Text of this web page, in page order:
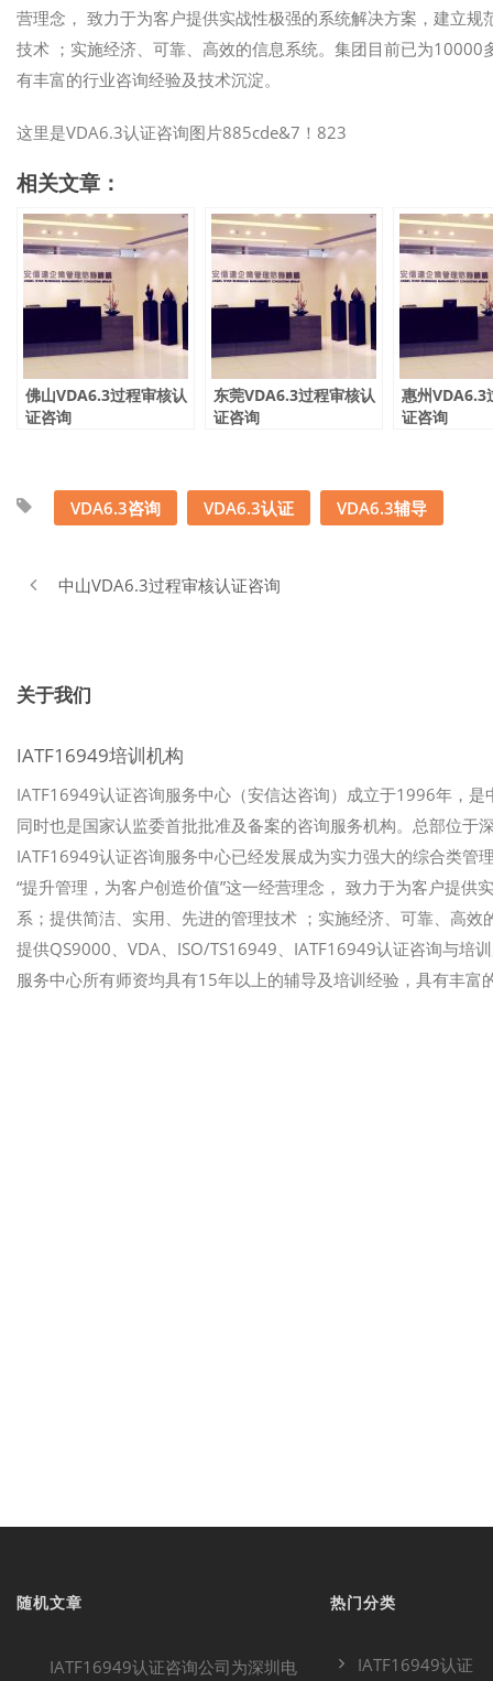
营理念， 致力于为客户提供实战性极强的系统解决方案，建立
技术 ；实施经济、可靠、高效的信息系统。集团目前已为
有丰富的行业咨询经验及技术沉淀。
这里是VDA6.3认证咨询图片885cde&7！823
相关文章：
佛山VDA6.3过程审核认
证咨询
东莞VDA6.3过程审核认
证咨询
惠州VDA6.3
证咨询
VDA6.3咨询 VDA6.3认证 VDA6.3辅导
中山VDA6.3过程审核认证咨询
关于我们
IATF16949培训机构
IATF16949认证咨询服务中心（安信达咨询）成立于1996年，
同时也是国家认监委首批批准及备案的咨询服务机构。总部位于
IATF16949认证咨询服务中心已经发展成为实力强大的综合类
“提升管理，为客户创造价值”这一经营理念， 致力于为客户提
系；提供简洁、实用、先进的管理技术 ；实施经济、可靠、高
提供QS9000、VDA、ISO/TS16949、IATF16949认证咨询与培
服务中心所有师资均具有15年以上的辅导及培训经验，具有丰富
随机文章
IATF16949认证咨询公司为深圳电
热门分类
IATF16949认证